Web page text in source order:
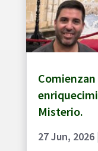
Misterio.
27 Jun, 2026|